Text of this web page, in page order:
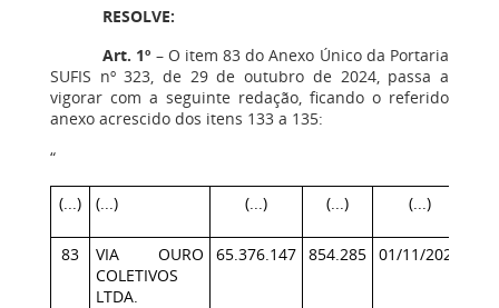
RESOLVE:
Art. 1º – O item 83 do Anexo Único da Portaria
SUFIS nº 323, de 29 de outubro de 2024, passa a
vigorar com a seguinte redação, ficando o referido
anexo acrescido dos itens 133 a 135:
“
(...) (...) (...) (...) (...)
83
VIA OURO
COLETIVOS
LTDA.
65.376.147 854.285 01/11/2024